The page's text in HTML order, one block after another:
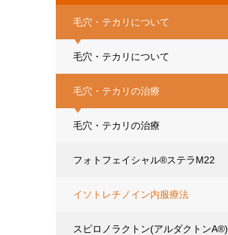
毛穴・テカリについて
毛穴・テカリについて
毛穴・テカリの治療
毛穴・テカリの治療
フォトフェイシャル®ステラM22
イソトレチノイン内服療法
スピロノラクトン(アルダクトンA®)